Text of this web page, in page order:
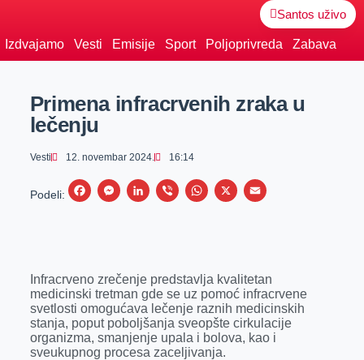
Santos uživo
Izdvajamo Vesti Emisije Sport Poljoprivreda Zabava
Primena infracrvenih zraka u
lečenju
Vesti 12. novembar 2024. 16:14
Podeli:
F
b
o
o
k
M
e
n
g
e
L
e
d
I
n
V
r
W
s
A
p
p
X
E
l
Infracrveno zrečenje predstavlja kvalitetan
medicinski tretman gde se uz pomoć infracrvene
svetlosti omogućava lečenje raznih medicinskih
stanja, poput poboljšanja sveopšte cirkulacije
organizma, smanjenje upala i bolova, kao i
sveukupnog procesa zaceljivanja.